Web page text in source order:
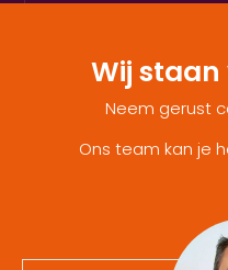
Wij
Neem gerust
Ons team kan je